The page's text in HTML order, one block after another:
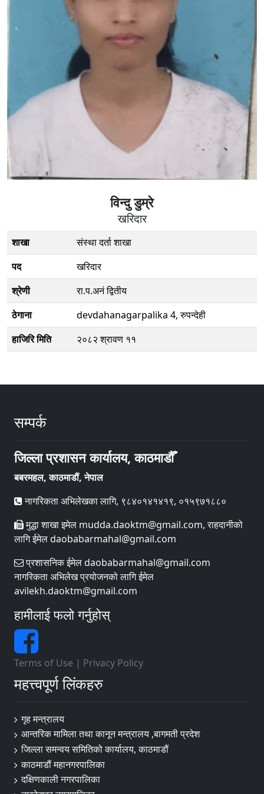
विन्दु डुम्रे
खरिदार
शाखा
संस्था दर्ता शाखा
पद
खरिदार
श्रेणी
रा.प.अनं द्वितीय
ठेगाना
devdahanagarpalika 4, रुपन्देही
हाजिरि मिति
२०८२ श्रावण ११
सम्पर्क
जिल्ला प्रशासन कार्यालय, काठमाडौँ
बबरमहल, काठमाडौं, नेपाल
नागरिकता अभिलेखका लागि, ९८४०१४१४१९, ०१५९७१८८०
मुद्धा शाखा इमेल mudda.daoktm@gmail.com, राहदानीको
लागि ईमेल daobabarmahal@gmail.com
प्रशासनिक ईमेल daobabarmahal@gmail.com
नागरिकता अभिलेख प्रयोजनको लागि ईमेल
avilekh.daoktm@gmail.com
हामीलाई फलो गर्नुहोस्
Terms of Use | Privacy Policy
महत्त्वपूर्ण लिंकहरु
गृह मन्त्रालय
आन्तरिक मामिला तथा कानून मन्त्रालय ,बागमती प्रदेश
जिल्ला समन्वय समितिको कार्यालय, काठमाडौं
काठमाडौं महानगरपालिका
दक्षिणकाली नगरपालिका